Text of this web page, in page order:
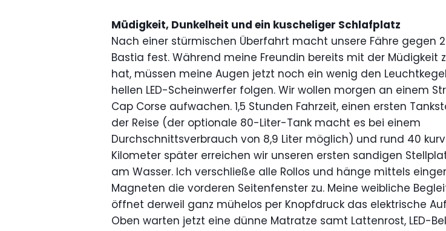
Müdigkeit, Dunkelheit und ein kuscheliger Schlafplatz
Nach einer stürmischen Überfahrt macht unsere Fähre gegen
Bastia fest. Während meine Freundin bereits mit der Müdigkeit
hat, müssen meine Augen jetzt noch ein wenig den
hellen LED-Scheinwerfer folgen. Wir wollen morgen an einem
Cap Corse aufwachen. 1,5 Stunden Fahrzeit, einen ersten
der Reise (der optionale 80-Liter-Tank macht es bei einem
Durchschnittsverbrauch von 8,9 Liter möglich) und rund 40
Kilometer später erreichen wir unseren ersten sandigen
am Wasser. Ich verschließe alle Rollos und hänge mittels
Magneten die vorderen Seitenfenster zu. Meine weibliche
öffnet derweil ganz mühelos per Knopfdruck das elektrische
Oben warten jetzt eine dünne Matratze samt Lattenrost, LED-